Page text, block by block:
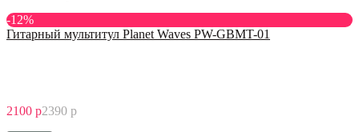
-12%
Гитарный мультитул Planet Waves PW-GBMT-01
2100 р2390 р